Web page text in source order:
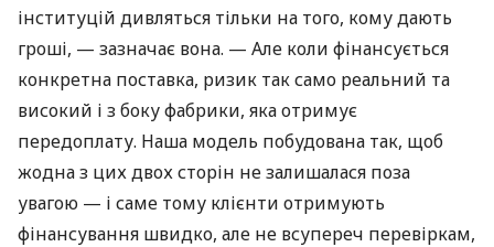
інституцій дивляться тільки на того, кому дають
гроші, — зазначає вона. — Але коли фінансується
конкретна поставка, ризик так само реальний та
високий і з боку фабрики, яка отримує
передоплату. Наша модель побудована так, щоб
жодна з цих двох сторін не залишалася поза
увагою — і саме тому клієнти отримують
фінансування швидко, але не всупереч перевіркам,